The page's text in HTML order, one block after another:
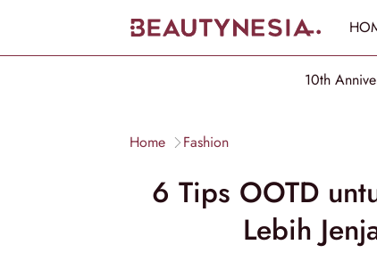
10th
Home Fashion
6 Tips OOTD
Lebih